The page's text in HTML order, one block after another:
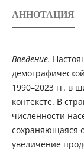
АННОТАЦИЯ
Введение.
1990–2023 гг. в
контексте. В
численности
сохраняющаяся
увеличение